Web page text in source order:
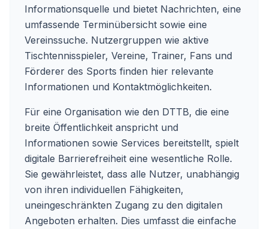
Informationsquelle und bietet Nachrichten, eine
umfassende Terminübersicht sowie eine
Vereinssuche. Nutzergruppen wie aktive
Tischtennisspieler, Vereine, Trainer, Fans und
Förderer des Sports finden hier relevante
Informationen und Kontaktmöglichkeiten.
Für eine Organisation wie den DTTB, die eine
breite Öffentlichkeit anspricht und
Informationen sowie Services bereitstellt, spielt
digitale Barrierefreiheit eine wesentliche Rolle.
Sie gewährleistet, dass alle Nutzer, unabhängig
von ihren individuellen Fähigkeiten,
uneingeschränkten Zugang zu den digitalen
Angeboten erhalten. Dies umfasst die einfache